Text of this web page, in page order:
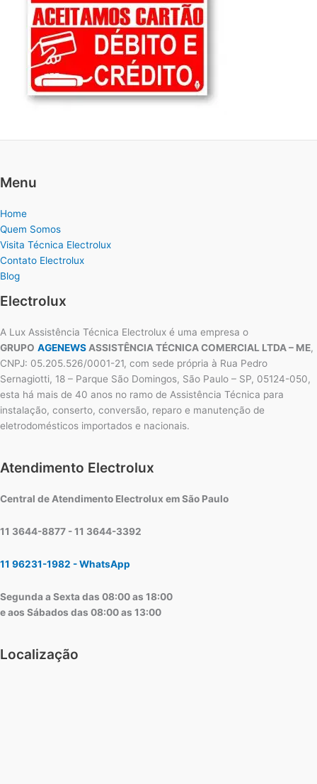
Menu
Home
Quem Somos
Visita Técnica Electrolux
Contato Electrolux
Blog
Electrolux
A Lux Assistência Técnica Electrolux é uma empresa o
GRUPO AGENEWS ASSISTÊNCIA TÉCNICA COMERCIAL LTDA – ME,
CNPJ: 05.205.526/0001-21, com sede própria à Rua Pedro
Sernagiotti, 18 – Parque São Domingos, São Paulo – SP, 05124-050,
esta há mais de 40 anos no ramo de Assistência Técnica para
instalação, conserto, conversão, reparo e manutenção de
eletrodomésticos importados e nacionais.
Atendimento Electrolux
Central de Atendimento Electrolux em São Paulo
11 3644-8877 - 11 3644-3392
11 96231-1982 - WhatsApp
Segunda a Sexta das 08:00 as 18:00
e aos Sábados das 08:00 as 13:00
Localização